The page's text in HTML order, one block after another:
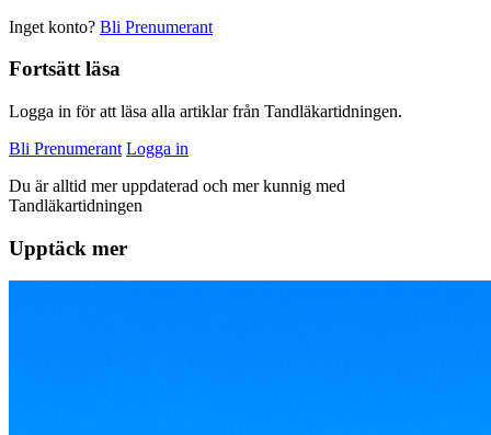
Inget konto? Bli Prenumerant
Fortsätt läsa
Logga in för att läsa alla artiklar från Tandläkartidningen.
Bli Prenumerant Logga in
Du är alltid mer uppdaterad och mer kunnig med
Tandläkartidningen
Upptäck mer